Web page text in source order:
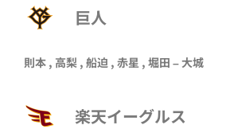
巨人
則本 , 高梨 , 船迫 , 赤星 , 堀田 – 大城
楽天イーグルス